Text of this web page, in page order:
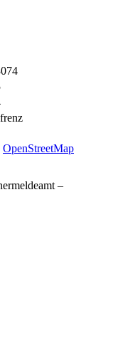
OpenStreetMap
–